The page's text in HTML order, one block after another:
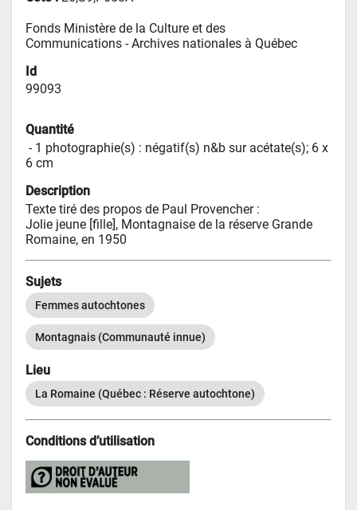
Fonds Ministère de la Culture et des
Communications - Archives nationales à Québec
Id
99093
Quantité
- 1 photographie(s) : négatif(s) n&b sur acétate(s); 6 x
6 cm
Description
Texte tiré des propos de Paul Provencher :
Jolie jeune [fille], Montagnaise de la réserve Grande
Romaine, en 1950
Sujets
Femmes autochtones
Montagnais (Communauté innue)
Lieu
La Romaine (Québec : Réserve autochtone)
Conditions d’utilisation